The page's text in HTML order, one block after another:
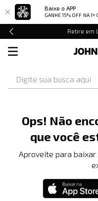
Baixe o APP
GANHE 15% OFF NA 1ª
Retire em
Ops! Não
que você
Aproveite para